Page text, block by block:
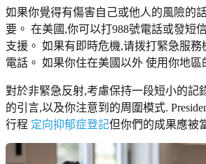
如果你覺得有傷害自己或他人的風險的
要。 在美國,你可以打988號電話或發短
支援。 如果有即時危機,请拨打緊急服
電話。 如果你住在美國以外 使用你地區
對於非緊急反射,考慮保持一段短小的記
的引言,以及你注意到的周圍模式.
行程 定向抑郁症登記但你們的成果應被